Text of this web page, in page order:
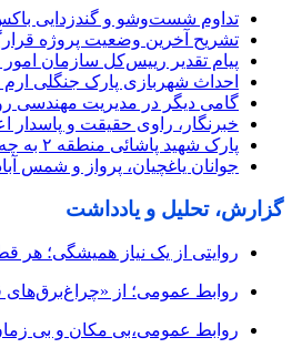
تداوم شست‌وشو و گندزدایی
تشریح آخرین وضعیت پروژه قرارگاه مسکن ۱۹۲ واحدی
پیام تقدیر رییس‌کل سازمان
احداث شهربازی پارک جنگلی
گامی دیگر در مدیریت مهندسی روان‌آب‌ها؛ احداث ۶ حلقه چاه
خبرنگار، راوی حقیقت و
پارک شهید پاشائی منطقه ۲ به چه امکاناتی تجهیز می شود؟
جوانان یاغچیان، پرواز و
گزارش، تحلیل و یادداشت
روایتی از یک نیاز همیشگی؛
روابط عمومی؛ از «چراغ‌برق‌های
روابط عمومی،بی مکان و بی